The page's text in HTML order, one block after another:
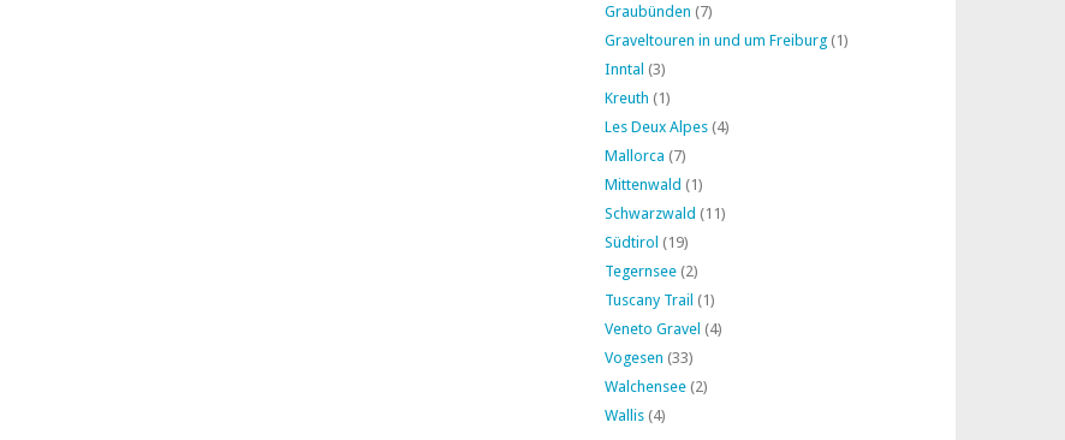
Graubünden (7)
Graveltouren in und um Freiburg (1)
Inntal (3)
Kreuth (1)
Les Deux Alpes (4)
Mallorca (7)
Mittenwald (1)
Schwarzwald (11)
Südtirol (19)
Tegernsee (2)
Tuscany Trail (1)
Veneto Gravel (4)
Vogesen (33)
Walchensee (2)
Wallis (4)